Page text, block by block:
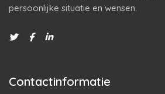
persoonlijke situatie en wensen.
Contactinformatie